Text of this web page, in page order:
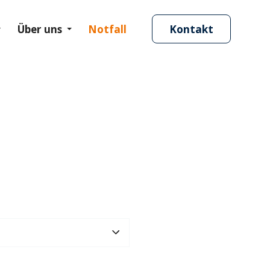
Über uns Notfall Kontakt